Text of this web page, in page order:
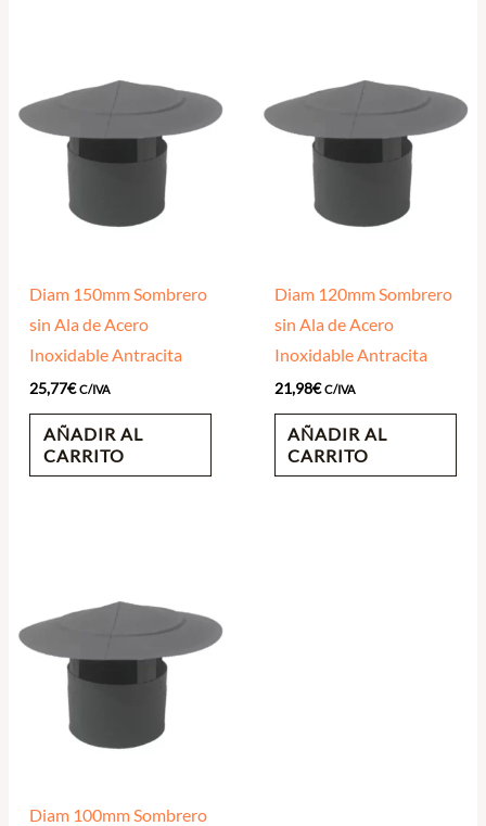
Diam 150mm Sombrero
sin Ala de Acero
Inoxidable Antracita
25,77€ C/IVA
AÑADIR AL
CARRITO
Diam 120mm Sombrero
sin Ala de Acero
Inoxidable Antracita
21,98€ C/IVA
AÑADIR AL
CARRITO
Diam 100mm Sombrero